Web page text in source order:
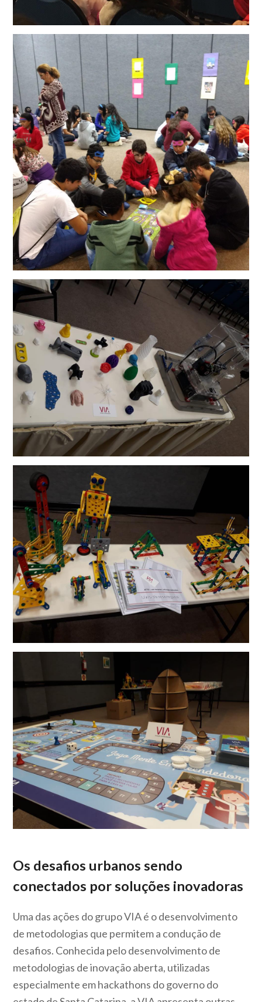
Os desafios urbanos sendo
conectados por soluções inovadoras
Uma das ações do grupo VIA é o desenvolvimento
de metodologias que permitem a condução de
desafios. Conhecida pelo desenvolvimento de
metodologias de inovação aberta, utilizadas
especialmente em hackathons do governo do